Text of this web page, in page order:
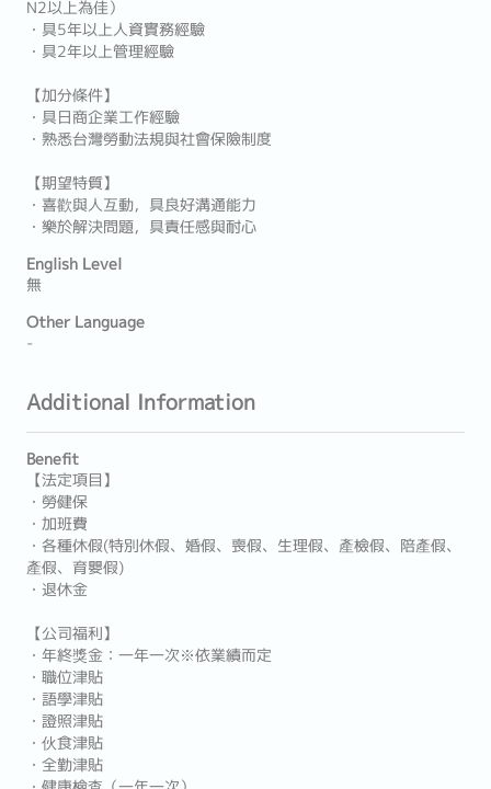
N2以上為佳）
・具5年以上人資實務經驗
・具2年以上管理經驗
【加分條件】
・具日商企業工作經驗
・熟悉台灣勞動法規與社會保險制度
【期望特質】
・喜歡與人互動，具良好溝通能力
・樂於解決問題，具責任感與耐心
English Level
無
Other Language
-
Additional Information
Benefit
【法定項目】
・勞健保
・加班費
・各種休假(特別休假、婚假、喪假、生理假、產檢假、陪產假、
產假、育嬰假)
・退休金
【公司福利】
・年終獎金：一年一次※依業績而定
・職位津貼
・語學津貼
・證照津貼
・伙食津貼
・全勤津貼